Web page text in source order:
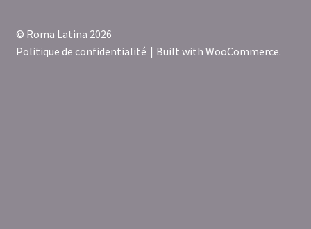
© Roma Latina 2026
Politique de confidentialité
Built with WooCommerce.